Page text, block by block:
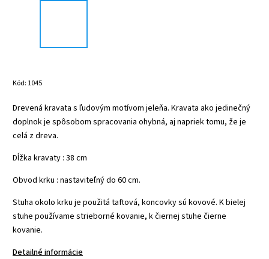
Kód: 1045
Drevená kravata s ľudovým motívom jeleňa. Kravata ako jedinečný
doplnok je spôsobom spracovania ohybná, aj napriek tomu, že je
celá z dreva.
Dĺžka kravaty : 38 cm
Obvod krku : nastaviteľný do 60 cm.
Stuha okolo krku je použitá taftová, koncovky sú kovové. K bielej
stuhe používame strieborné kovanie, k čiernej stuhe čierne
kovanie.
Detailné informácie